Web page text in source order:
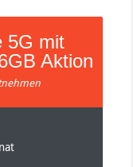
5G mit
Aktion